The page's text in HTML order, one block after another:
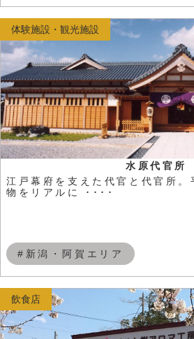
水原代官所
江戸幕府を支えた代官と代官所。
物をリアルに ････
#新潟・阿賀エリア
体験施設・観光施設
飲食店